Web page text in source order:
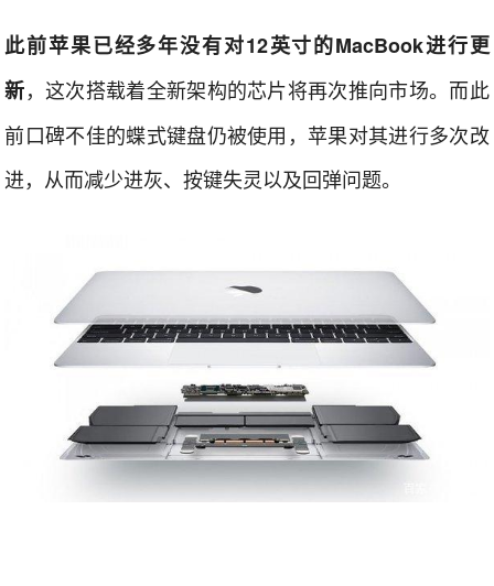
此前苹果已经多年没有对12英寸的MacBook进行更
新，这次搭载着全新架构的芯片将再次推向市场。而此
前口碑不佳的蝶式键盘仍被使用，苹果对其进行多次改
进，从而减少进灰、按键失灵以及回弹问题。